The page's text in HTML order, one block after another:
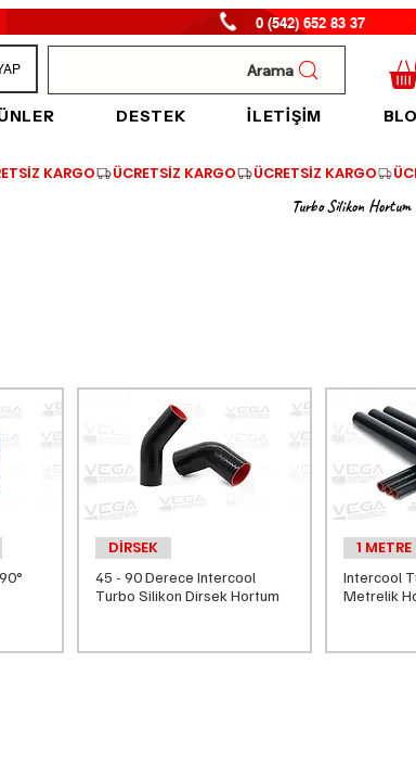
0 (542) 652 83 37
Arama
DESTEK İLETİŞİM
Turbo Silikon Hortum
DİRSEK
45 - 90 Derece Intercool
Turbo Silikon Dirsek Hortum
1 METRE
Intercool
Metrelik